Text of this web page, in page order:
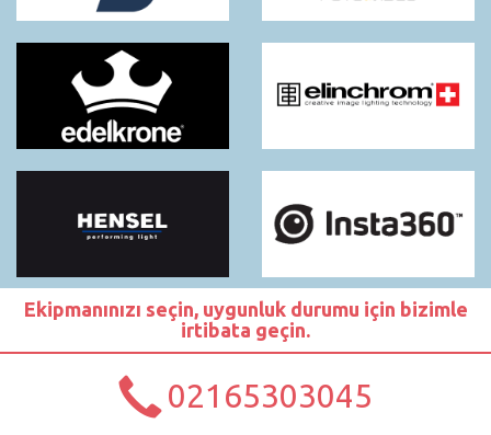
Ekipmanınızı seçin, uygunluk durumu için bizimle
irtibata geçin.
02165303045